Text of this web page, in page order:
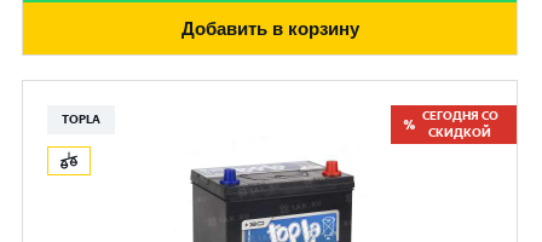
Добавить в корзину
TOPLA
СЕГОДНЯ СО
СКИДКОЙ